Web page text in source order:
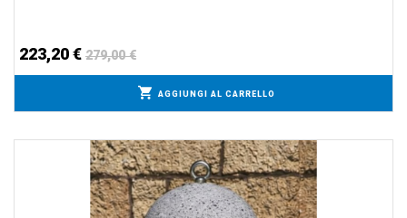
223,20 € 279,00 €
AGGIUNGI AL CARRELLO